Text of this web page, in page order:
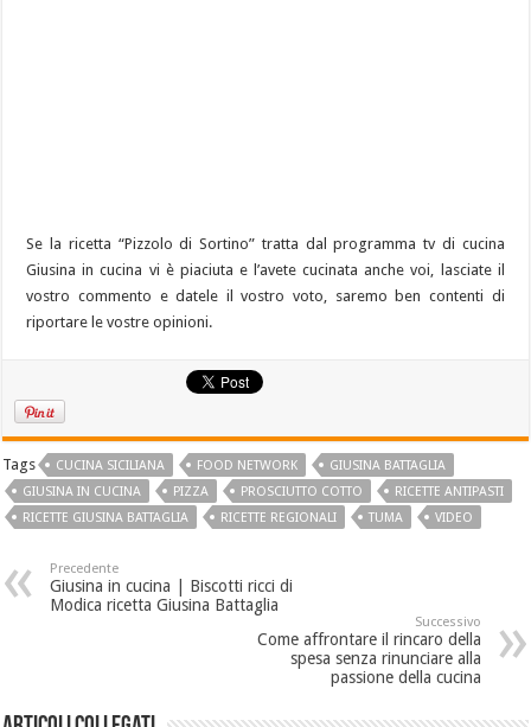
Se la ricetta “Pizzolo di Sortino” tratta dal programma tv di cucina
Giusina in cucina vi è piaciuta e l’avete cucinata anche voi, lasciate il
vostro commento e datele il vostro voto, saremo ben contenti di
riportare le vostre opinioni.
Tags CUCINA SICILIANA FOOD NETWORK
GIUSINA BATTAGLIA
GIUSINA IN CUCINA
PIZZA PROSCIUTTO COTTO
RICETTE ANTIPASTI
RICETTE GIUSINA BATTAGLIA
RICETTE REGIONALI TUMA VIDEO
Precedente
Giusina in cucina | Biscotti ricci di
Modica ricetta Giusina Battaglia
Successivo
Come affrontare il rincaro della
spesa senza rinunciare alla
passione della cucina